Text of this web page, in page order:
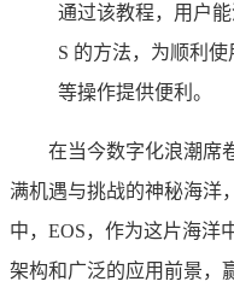
通过该教程，用户
S 的方法，为顺利
等操作提供便利。
在当今数字化浪潮席
满机遇与挑战的神秘海洋
中，EOS，作为这片海洋
架构和广泛的应用前景，